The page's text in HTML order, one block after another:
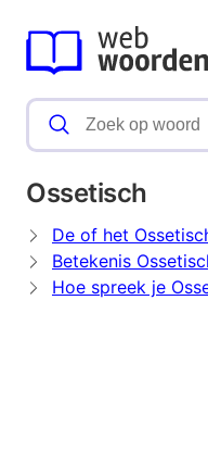
Ossetisch
De of het
Betekenis
Hoe spreek je